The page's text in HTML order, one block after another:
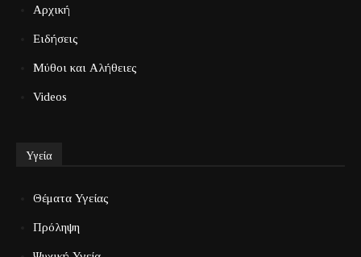
Αρχική
Ειδήσεις
Μύθοι και Αλήθειες
Videos
Υγεία
Θέματα Υγείας
Πρόληψη